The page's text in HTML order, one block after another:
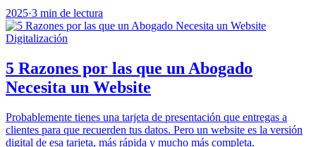
2025·3 min de lectura
Digitalización
5 Razones por las que un Abogado
Necesita un Website
Probablemente tienes una tarjeta de presentación que entregas a
clientes para que recuerden tus datos. Pero un website es la versión
digital de esa tarjeta, más rápida y mucho más completa.